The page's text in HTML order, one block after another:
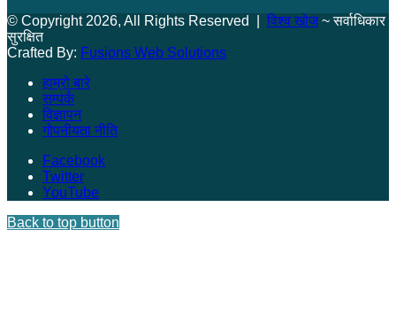
© Copyright 2026, All Rights Reserved | विश्व खोज~ सर्वाधिकार
सुरक्षित
Crafted By: Fusions Web Solutions
हाम्रो बारे
सम्पर्क
विज्ञापन
गोपनीयता नीति
Facebook
Twitter
YouTube
Back to top button